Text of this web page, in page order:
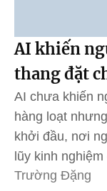
AI khiến
thang đặt
AI chưa khiến
hàng loạt
khởi đầu, nơi
lũy kinh
Trường Đặng